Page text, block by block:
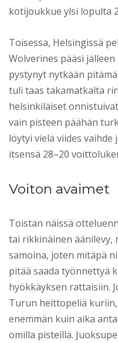
kotijoukkue ylsi lopulta
Toisessa, Helsingissä
Wolverines pääsi
pystynyt nytkään
tuli taas takamatkalta
helsinkiläiset
vain pisteen päähän
löytyi vielä viides
itsensä 28–20
Voiton avaimet
Toistan näissä
tai rikkinäinen äänilevy,
samoina, joten mitäpä
pitää saada työnnettyä
hyökkäyksen rattaisiin.
Turun heittopeliä
enemmän kuin aika
omilla pisteillä.